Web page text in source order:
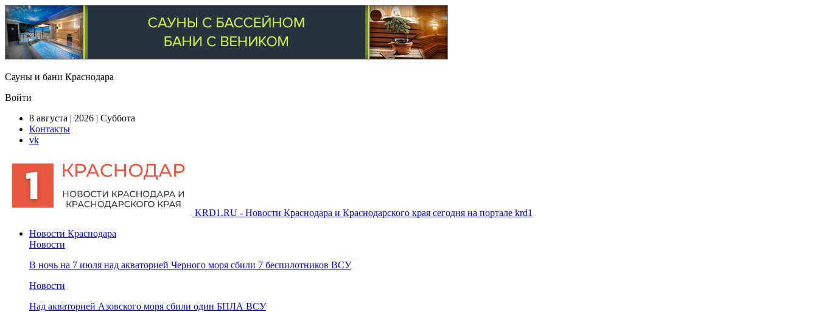
Сауны и бани Краснодара
Войти
8 августа | 2026 | Суббота
Контакты
vk
KRD1.RU - Новости Краснодара и Краснодарского края сегодня на портале krd1
Новости Краснодара
Новости
В ночь на 7 июля над акваторией Черного моря сбили 7 беспилотников ВСУ
Новости
Над акваторией Азовского моря сбили один БПЛА ВСУ